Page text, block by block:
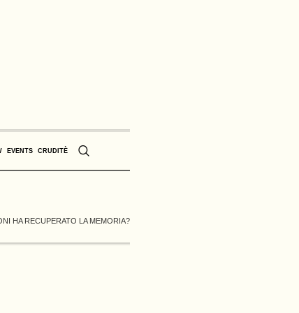
EVENTS CRUDITÈ
HA RECUPERATO LA MEMORIA?